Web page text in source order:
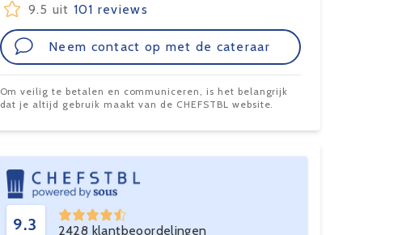
9.5 uit 101 reviews
Neem contact op met de cateraar
Om veilig te betalen en communiceren, is het belangrijk
dat je altijd gebruik maakt van de CHEFSTBL website.
9.3 2428 klantbeoordelingen